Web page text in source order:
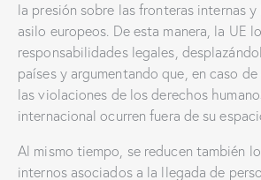
la presión sobre las fronteras internas
asilo europeos. De esta manera, la UE
responsabilidades legales,
países y argumentando que, en caso
las violaciones de los derechos
internacional ocurren fuera de su
Al mismo tiempo, se reducen también
internos asociados a la llegada de